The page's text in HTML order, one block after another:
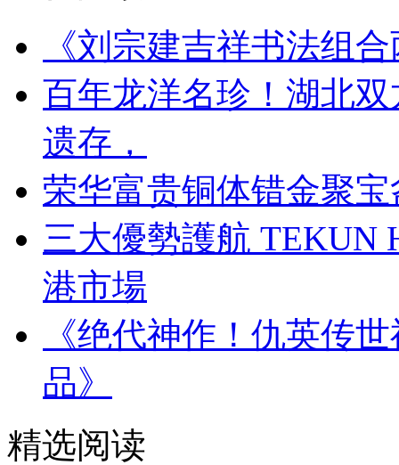
《刘宗建吉祥书法组
百年龙洋名珍！湖北
遗存，
荣华富贵铜体错金聚
三大優勢護航 TEKUN
港市場
《绝代神作！仇英传
品》
精选阅读